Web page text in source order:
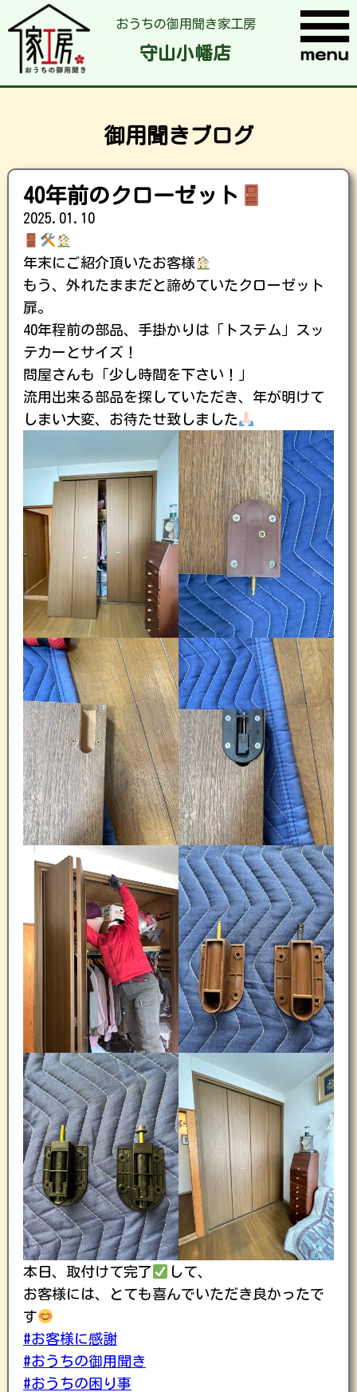
おうちの御用聞き家工房
守山小幡店
御用聞きブログ
40年前のクローゼット
2025.01.10
年末にご紹介頂いたお客様
もう、外れたままだと諦めていたクローゼット
扉。
40年程前の部品、手掛かりは「トステム」スッ
テカーとサイズ！
問屋さんも「少し時間を下さい！」
流用出来る部品を探していただき、年が明けて
しまい大変、お待たせ致しました
本日、取付けて完了
して、
お客様には、とても喜んでいただき良かったで
す
#お客様に感謝
#おうちの御用聞き
#おうちの困り事